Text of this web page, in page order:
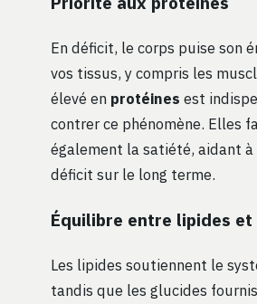
En déficit, le corps puise son
vos tissus, y compris les
élevé en protéines est
contrer ce phénomène. Elles
également la satiété, aidant
déficit sur le long terme.
Équilibre entre lipides et
Les lipides soutiennent le
tandis que les glucides